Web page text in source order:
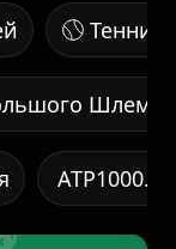
Теннис
Шлема
ATP1000.